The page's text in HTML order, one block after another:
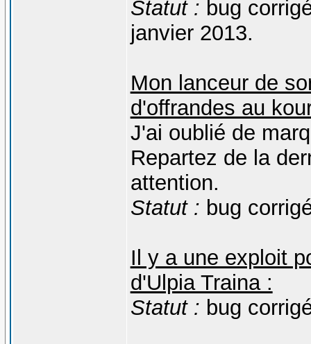
Statut : bug
janvier 2013.
Mon lanceur de
d'offrandes au
J'ai oublié de
Repartez de la
attention.
Statut : bug
Il y a une exploit
d'Ulpia Traina :
Statut : bug